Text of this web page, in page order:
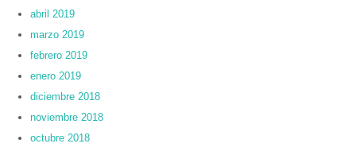
abril 2019
marzo 2019
febrero 2019
enero 2019
diciembre 2018
noviembre 2018
octubre 2018